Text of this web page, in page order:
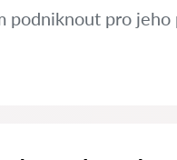
podniknout pro jeho